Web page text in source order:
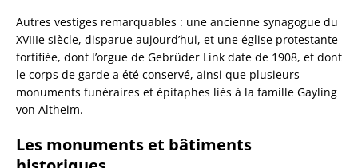
Autres vestiges remarquables : une ancienne synagogue du
XVIIIe siècle, disparue aujourd’hui, et une église protestante
fortifiée, dont l’orgue de Gebrüder Link date de 1908, et dont
le corps de garde a été conservé, ainsi que plusieurs
monuments funéraires et épitaphes liés à la famille Gayling
von Altheim.
Les monuments et bâtiments